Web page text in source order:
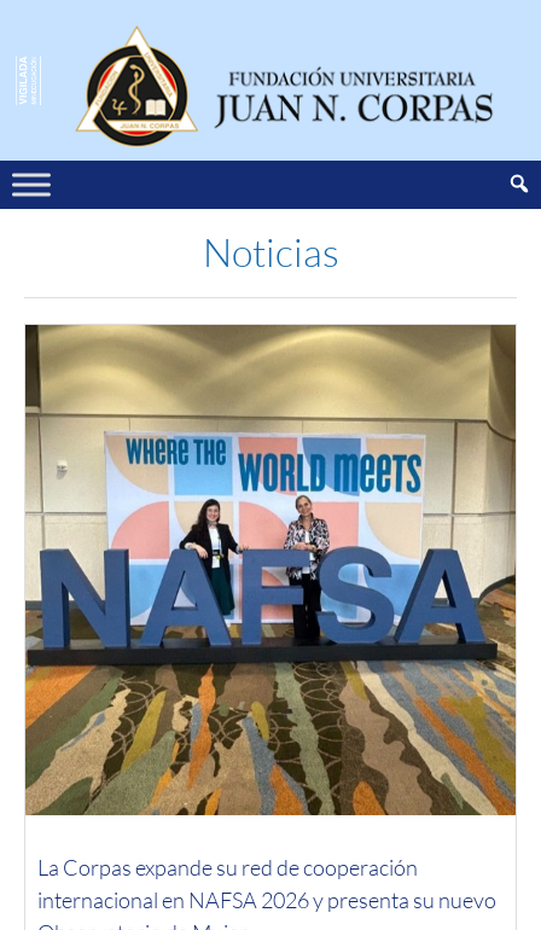
Noticias
La Corpas expande su red de cooperación
internacional en NAFSA 2026 y presenta su nuevo